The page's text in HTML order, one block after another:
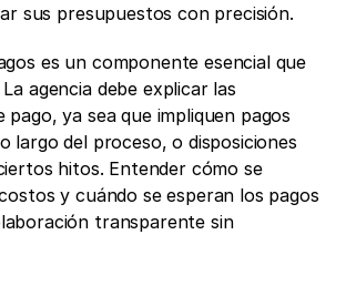
sus presupuestos con precisión.
es un componente esencial que
agencia debe explicar las
pago, ya sea que impliquen pagos
largo del proceso, o disposiciones
hitos. Entender cómo se
y cuándo se esperan los pagos
transparente sin